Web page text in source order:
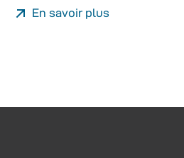
En savoir plus